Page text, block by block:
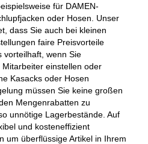
für DAMEN-
oder Hosen. Unser
dass Sie auch bei kleinen
faire Preisvorteile
vorteilhaft, wenn Sie
einstellen oder
Kasacks oder Hosen
müssen Sie keine großen
Mengenrabatten zu
unnötige Lagerbestände. Auf
und kosteneffizient
um überflüssige Artikel in Ihrem